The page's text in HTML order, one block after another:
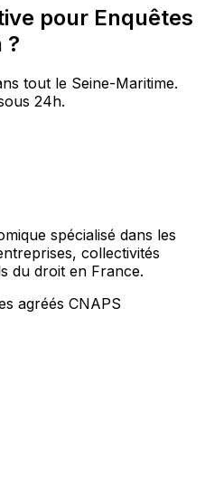
pour Enquêtes
?
tout le Seine-Maritime.
24h.
spécialisé dans les
collectivités
du droit en France.
agréés CNAPS